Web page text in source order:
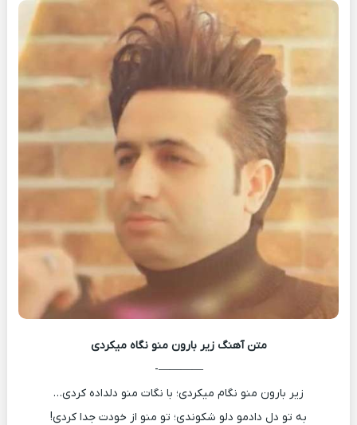
متن آهنگ زیر بارون منو نگاه میکردی
————-
زیر بارون منو نگام میکردی؛ با نگات منو دلداده کردی…
به تو دل دادمو دلو شکوندی؛ تو منو از خودت جدا کردی!